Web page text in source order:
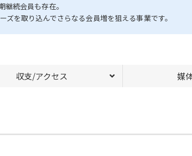
続会員も存在。
を取り込んでさらなる会員増を狙える事業です。
収支/アクセス 媒